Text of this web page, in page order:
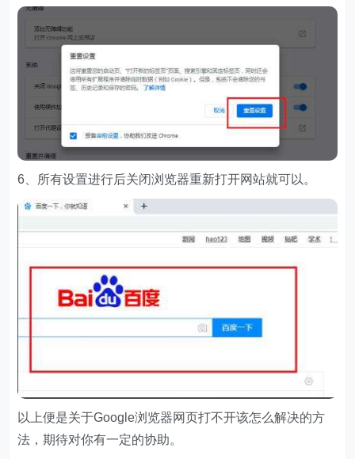
6、所有设置进行后关闭浏览器重新打开网站就可以。
以上便是关于Google浏览器网页打不开该怎么解决的方
法，期待对你有一定的协助。